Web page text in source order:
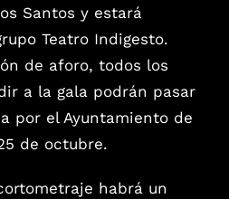
Santos y estará
Teatro Indigesto.
de aforo, todos los
a la gala podrán pasar
por el Ayuntamiento de
de octubre.
habrá un